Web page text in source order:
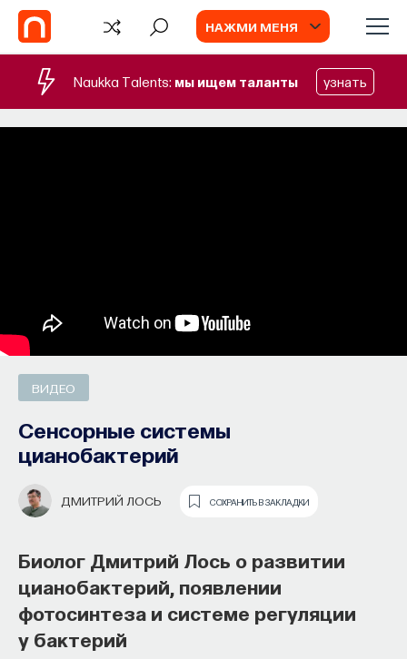
НАЖМИ МЕНЯ
Naukka Talents: мы ищем таланты узнать
ВИДЕО
Сенсорные системы
цианобактерий
ДМИТРИЙ ЛОСЬ СОХРАНИТЬ В ЗАКЛАДКИ
Биолог Дмитрий Лось о развитии
цианобактерий, появлении
фотосинтеза и системе регуляции
у бактерий
СОБЫТИЯ
Как философия помогает составлять
собственное мнение
о происходящем в мире?